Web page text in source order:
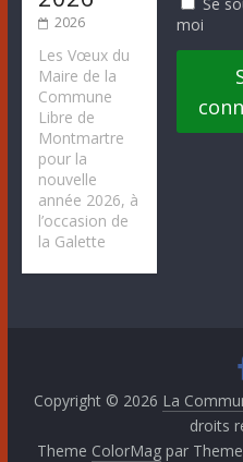
2026
Les Vœux du
Maire de la
Commune
Libre de
Montmartre
pour la
nouvelle
année 2026, à
l’occasion de
la Galette
Se
moi
Copyright © 2026 La
droits
Theme ColorMagpar